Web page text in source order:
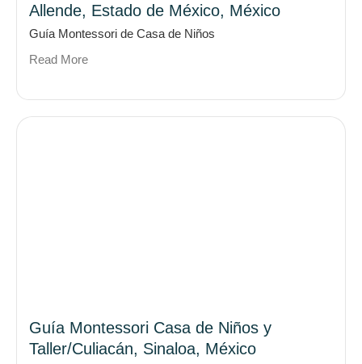
Allende, Estado de México, México
Guía Montessori de Casa de Niños
Read More
Guía Montessori Casa de Niños y
Taller/Culiacán, Sinaloa, México